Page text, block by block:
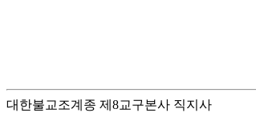
대한불교조계종 제8교구본사 직지사